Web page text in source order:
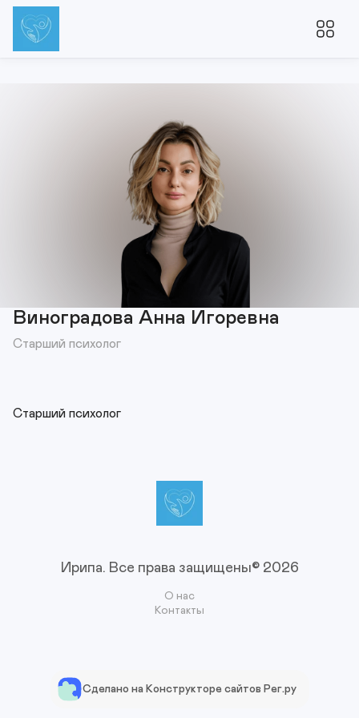
Виноградова Анна Игоревна
Старший психолог
Старший психолог
Ирипа. Все права защищены© 2026
О нас
Контакты
Сделано на Конструкторе сайтов Рег.ру